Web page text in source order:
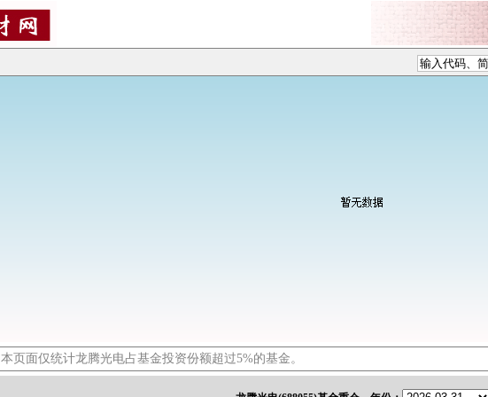
本页面仅统计龙腾光电占基金投资份额超过5%的基金。